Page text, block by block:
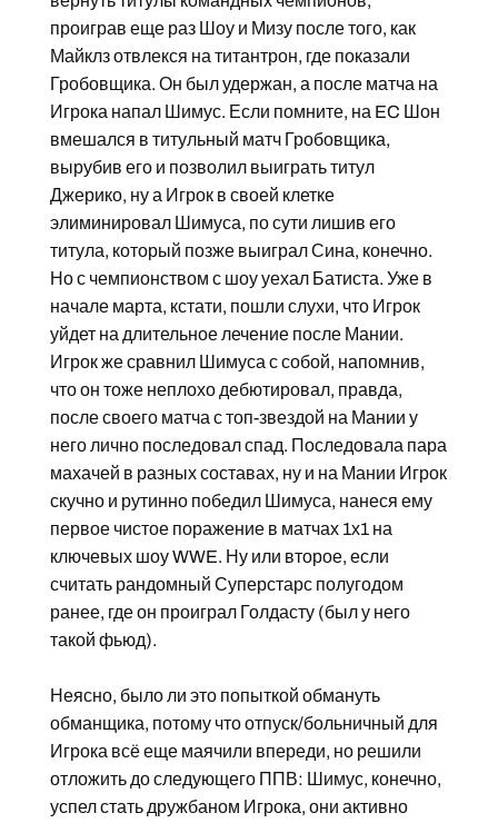
проиграв еще раз Шоу и Мизу после того, как
Майклз отвлекся на титантрон, где показали
Гробовщика. Он был удержан, а после матча на
Игрока напал Шимус. Если помните, на EC Шон
вмешался в титульный матч Гробовщика,
вырубив его и позволил выиграть титул
Джерико, ну а Игрок в своей клетке
элиминировал Шимуса, по сути лишив его
титула, который позже выиграл Сина, конечно.
Но с чемпионством с шоу уехал Батиста. Уже в
начале марта, кстати, пошли слухи, что Игрок
уйдет на длительное лечение после Мании.
Игрок же сравнил Шимуса с собой, напомнив,
что он тоже неплохо дебютировал, правда,
после своего матча с топ-звездой на Мании у
него лично последовал спад. Последовала пара
махачей в разных составах, ну и на Мании Игрок
скучно и рутинно победил Шимуса, нанеся ему
первое чистое поражение в матчах 1х1 на
ключевых шоу WWE. Ну или второе, если
считать рандомный Суперстарс полугодом
ранее, где он проиграл Голдасту (был у него
такой фьюд).
Неясно, было ли это попыткой обмануть
обманщика, потому что отпуск/больничный для
Игрока всё еще маячили впереди, но решили
отложить до следующего ППВ: Шимус, конечно,
успел стать дружбаном Игрока, они активно